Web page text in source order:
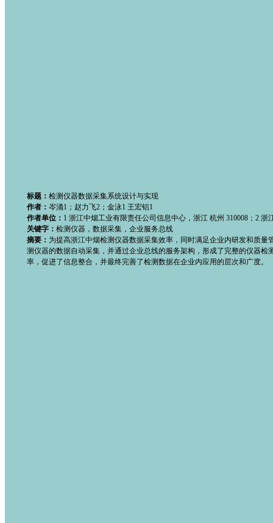
标题： 检测仪器数据采集系统设计与实现
作者： 岑涌1；赵力飞2；金泳1 王宏铝1
作者单位： 1 浙江中烟工业有限责任公司信息中心，浙江 杭州 310008；2
关键字： 检测仪器，数据采集，企业服务总线
摘要： 为提高浙江中烟检测仪器数据采集效率，同时满足企业内研发和质
测仪器的数据自动采集，并通过企业总线的服务架构，形成了完整的仪器
率，促进了信息整合，并最终完善了检测数据在企业内应用的层次和广度。